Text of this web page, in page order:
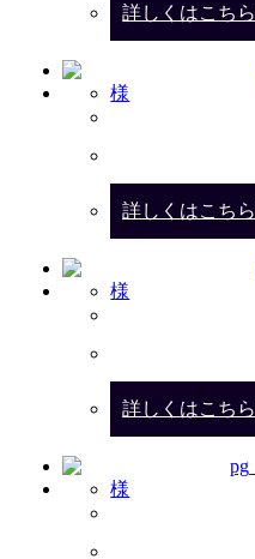
詳しくはこちら
様
詳しくはこちら
様
詳しくはこちら
様